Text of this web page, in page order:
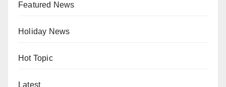
Featured News
Holiday News
Hot Topic
Latest